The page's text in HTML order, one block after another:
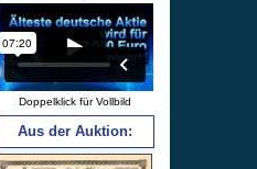
Doppelklick für Vollbild
Aus der Auktion: